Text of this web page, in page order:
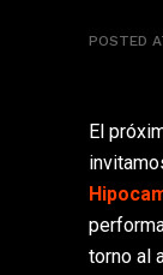
POSTED
El
torno al